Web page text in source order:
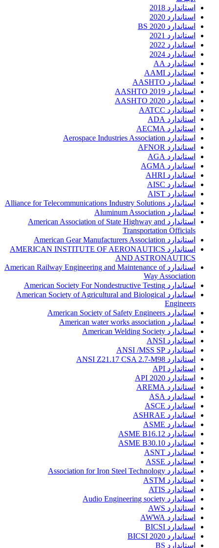
استاندارد 2018
استاندارد 2020
استاندارد 2020 BS
استاندارد 2021
استاندارد 2022
استاندارد 2024
استاندارد AA
استاندارد AAMI
استاندارد AASHTO
استاندارد AASHTO 2019
استاندارد AASHTO 2020
استاندارد AATCC
استاندارد ADA
استاندارد AECMA
استاندارد Aerospace Industries Association
استاندارد AFNOR
استاندارد AGA
استاندارد AGMA
استاندارد AHRI
استاندارد AISC
استاندارد AIST
استاندارد Alliance for Telecommunications Industry Solutions
استاندارد Aluminum Association
استاندارد American Association of State Highway and
Transportation Officials
استاندارد American Gear Manufacturers Association
استاندارد AMERICAN INSTITUTE OF AERONAUTICS
AND ASTRONAUTICS
استاندارد American Railway Engineering and Maintenance of
Way Association
استاندارد American Society For Nondestructive Testing
استاندارد American Society of Agricultural and Biological
Engineers
استاندارد American Society of Safety Engineers
استاندارد American water works association
استاندارد American Welding Society
استاندارد ANSI
استاندارد ANSI /MSS SP
استاندارد ANSI Z21.17 CSA 2.7-M98
استاندارد API
استاندارد API 2020
استاندارد AREMA
استاندارد ASA
استاندارد ASCE
استاندارد ASHRAE
استاندارد ASME
استاندارد ASME B16.12
استاندارد ASME B30.10
استاندارد ASNT
استاندارد ASSE
استاندارد Association for Iron Steel Technology
استاندارد ASTM
استاندارد ATIS
استاندارد Audio Engineering society
استاندارد AWS
استاندارد AWWA
استاندارد BICSI
استاندارد BICSI 2020
استاندارد BS